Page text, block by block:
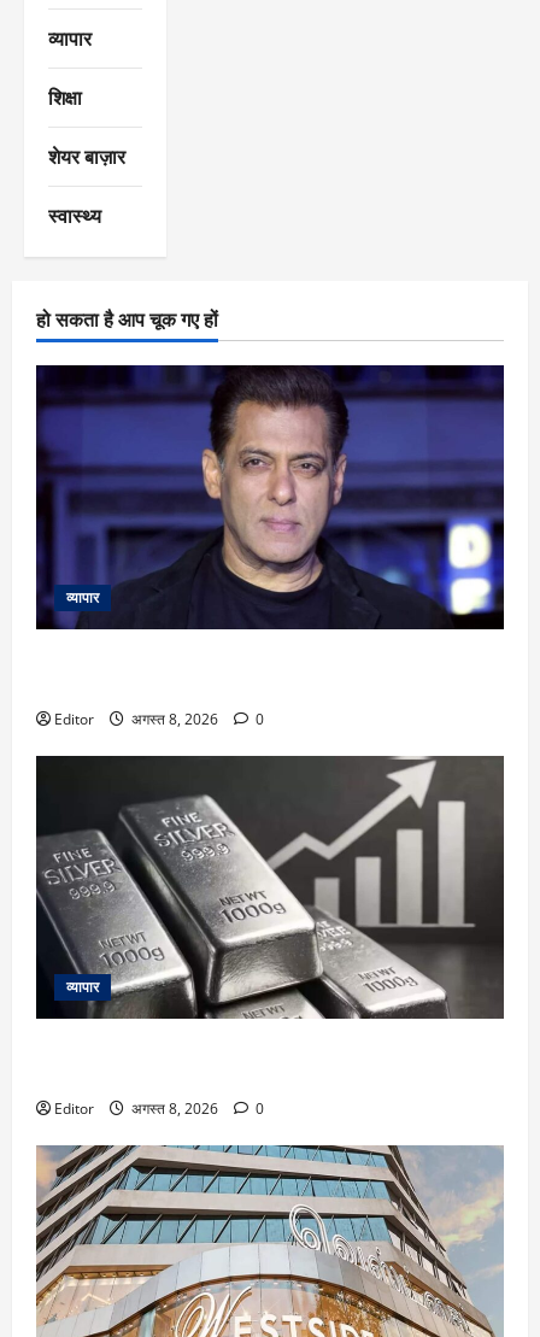
व्यापार
शिक्षा
शेयर बाज़ार
स्वास्थ्य
हो सकता है आप चूक गए हों
व्यापार
Editor अगस्त 8, 2026 0
व्यापार
Editor अगस्त 8, 2026 0